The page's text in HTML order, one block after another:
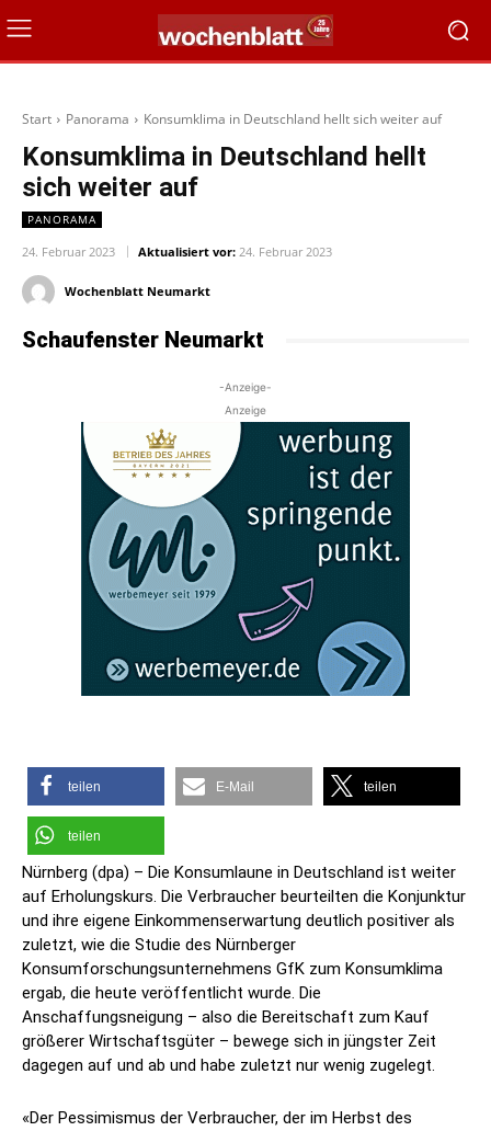
Start Panorama Konsumklima in Deutschland hellt sich weiter auf
Konsumklima in Deutschland hellt
sich weiter auf
PANORAMA
24. Februar 2023 Aktualisiert vor: 24. Februar 2023
Wochenblatt Neumarkt
Schaufenster Neumarkt
-Anzeige-
Anzeige
teilen E-Mail teilen
teilen
Nürnberg (dpa) – Die Konsumlaune in Deutschland ist weiter
auf Erholungskurs. Die Verbraucher beurteilten die Konjunktur
und ihre eigene Einkommenserwartung deutlich positiver als
zuletzt, wie die Studie des Nürnberger
Konsumforschungsunternehmens GfK zum Konsumklima
ergab, die heute veröffentlicht wurde. Die
Anschaffungsneigung – also die Bereitschaft zum Kauf
größerer Wirtschaftsgüter – bewege sich in jüngster Zeit
dagegen auf und ab und habe zuletzt nur wenig zugelegt.
«Der Pessimismus der Verbraucher, der im Herbst des